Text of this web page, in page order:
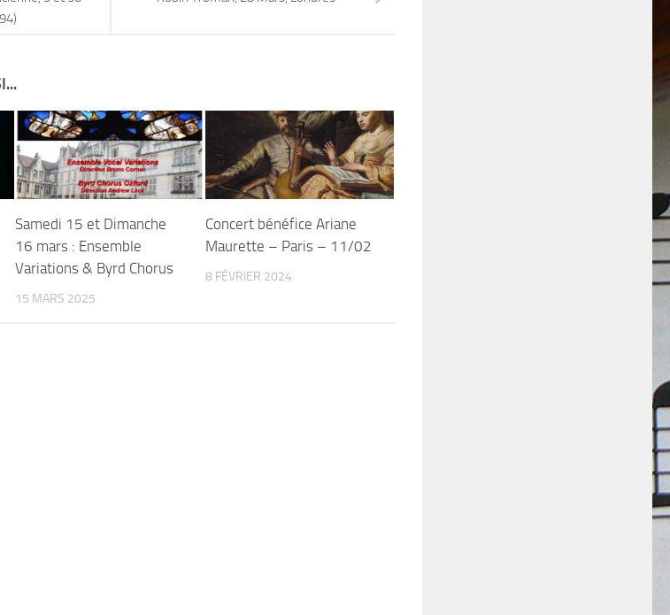
Samedi 15 et Dimanche
16 mars : Ensemble
Variations & Byrd Chorus
15 MARS 2025
Concert bénéfice Ariane
Maurette – Paris – 11/02
8 FÉVRIER 2024